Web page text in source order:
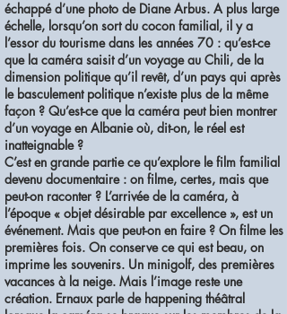
échappé d’une photo de Diane Arbus. A plus large
échelle, lorsqu’on sort du cocon familial, il y a
l’essor du tourisme dans les années 70 : qu’est-ce
que la caméra saisit d’un voyage au Chili, de la
dimension politique qu’il revêt, d’un pays qui après
le basculement politique n’existe plus de la même
façon ? Qu’est-ce que la caméra peut bien montrer
d’un voyage en Albanie où, dit-on, le réel est
inatteignable ?
C’est en grande partie ce qu’explore le film familial
devenu documentaire : on filme, certes, mais que
peut-on raconter ? L’arrivée de la caméra, à
l’époque « objet désirable par excellence », est un
événement. Mais que peut-on en faire ? On filme les
premières fois. On conserve ce qui est beau, on
imprime les souvenirs. Un minigolf, des premières
vacances à la neige. Mais l’image reste une
création. Ernaux parle de happening théâtral